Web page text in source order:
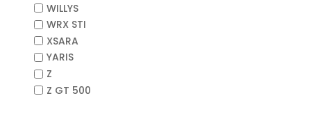
WILLYS
WRX STI
XSARA
YARIS
Z
Z GT 500